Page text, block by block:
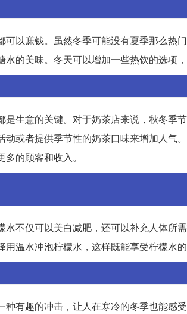
可以赚钱。虽然冬季可能没有夏季那么热
的美味。冬天可以增加一些热饮的选项
是生意的关键。对于奶茶店来说，秋冬季
动或者提供季节性的奶茶口味来增加人气
的顾客和收入。
水不仅可以美白减肥，还可以补充人体所
温水冲泡柠檬水，这样既能享受柠檬水
种有趣的冲击，让人在寒冷的冬季也能感